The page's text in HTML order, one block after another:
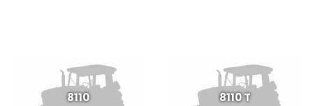
8110 8110 T